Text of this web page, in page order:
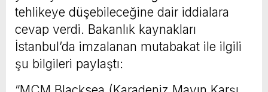
tehlikeye düşebileceğine dair iddialara
cevap verdi. Bakanlık kaynakları
İstanbul’da imzalanan mutabakat ile ilgili
şu bilgileri paylaştı: